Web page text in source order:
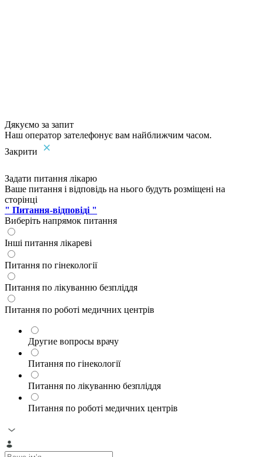
Дякуємо за запит
Наш оператор зателефонує вам найближчим часом.
Закрити
Задати питання лікарю
Ваше питання і відповідь на нього будуть розміщені на
сторінці
" Питання-відповіді "
Виберіть напрямок питання
Інші питання лікареві
Питання по гінекології
Питання по лікуванню безпліддя
Питання по роботі медичних центрів
Другие вопросы врачу
Питання по гінекології
Питання по лікуванню безпліддя
Питання по роботі медичних центрів